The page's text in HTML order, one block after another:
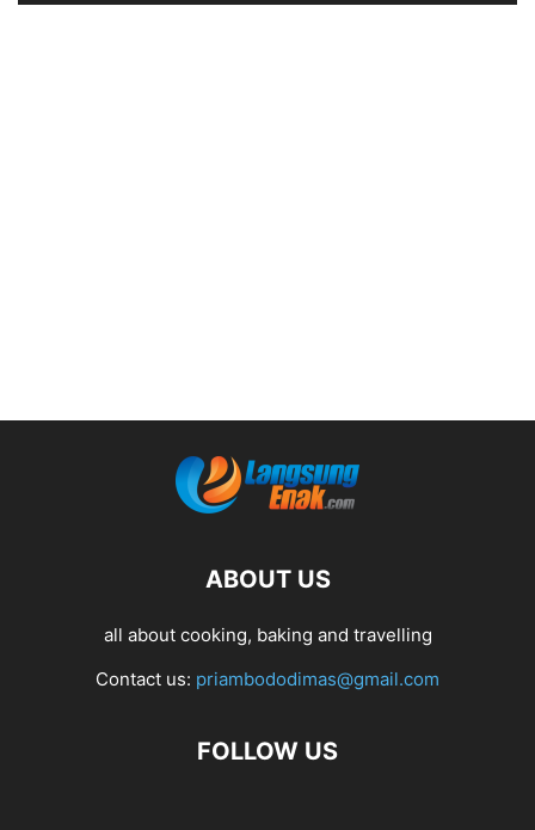
ABOUT US
all about cooking, baking and travelling
Contact us: priambododimas@gmail.com
FOLLOW US